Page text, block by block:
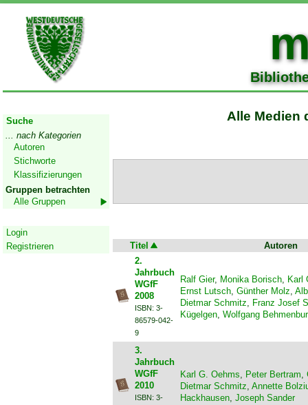
Suche
... nach Kategorien
Autoren
Stichworte
Klassifizierungen
Gruppen betrachten
Alle Gruppen
Login
Registrieren
Alle Medien
Titel
Autoren
2.
Jahrbuch
WGfF
2008
ISBN: 3-
86579-042-
9
Ralf Gier, Monika Borisch, Karl
Ernst Lutsch, Günther Molz,
Dietmar Schmitz, Franz Josef
Kügelgen, Wolfgang
3.
Jahrbuch
WGfF
2010
ISBN: 3-
Karl G. Oehms, Peter Bertram,
Dietmar Schmitz, Annette
Hackhausen, Joseph Sander